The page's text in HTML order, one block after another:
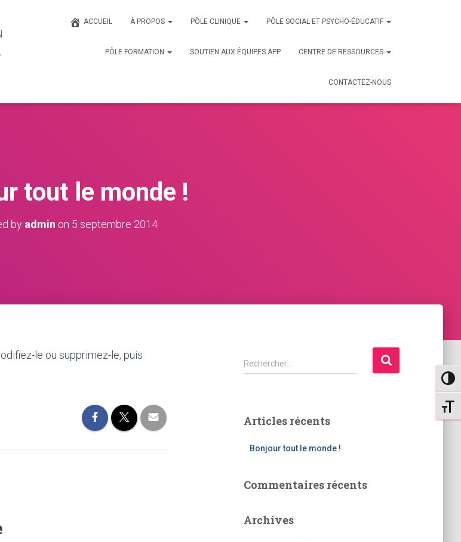
ACCUEIL À PROPOS PÔLE CLINIQUE PÔLE SOCIAL ET PSYCHO-ÉDUCATIF
PÔLE FORMATION SOUTIEN AUX ÉQUIPES APP CENTRE DE RESSOURCES
CONTACTEZ-NOUS
tout le monde !
by admin on 5 septembre 2014
le ou supprimez-le, puis
R
e
r
Rechercher…
Articles récents
Bonjour tout le monde !
Commentaires récents
Archives